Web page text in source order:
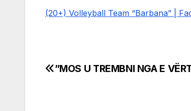
(20+) Volleyball Team “Barbana” |
Post
”MOS U TREMBNI NGA E